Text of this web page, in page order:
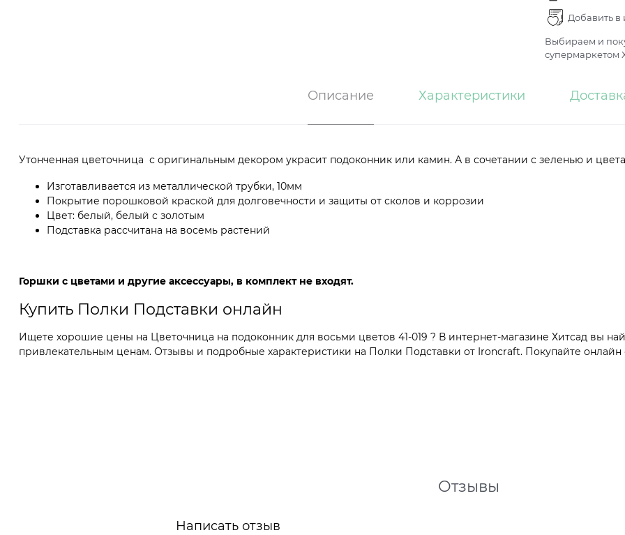
Добавить
Выбираем и
супермаркетом
Описание Характеристики
Утонченная цветочница с оригинальным декором украсит подоконник или камин. А в сочетании с зеленью и
Изготавливается из металлической трубки, 10мм
Покрытие порошковой краской для долговечности и защиты от сколов и коррозии
Цвет: белый, белый с золотым
Подставка рассчитана на восемь растений
Горшки с цветами и другие аксессуары, в комплект не входят.
Купить Полки Подставки онлайн
Ищете хорошие цены на Цветочница на подоконник для восьми цветов 41-019 ? В интернет-магазине Хитсад вы
привлекательным ценам. Отзывы и подробные характеристики на Полки Подставки от Ironcraft. Покупайте онлайн
Отзывы
Написать отзыв